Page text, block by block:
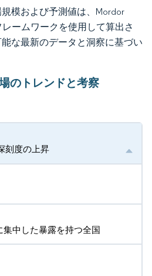
模および予測値は、Mordor
ームワークを使用して算出さ
な最新のデータと洞察に基づい
のトレンドと考察
刻度の上昇
中した暴露を持つ全国